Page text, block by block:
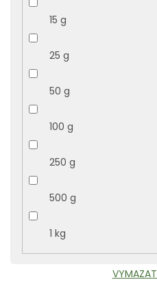
15 g
25 g
50 g
100 g
250 g
500 g
1 kg